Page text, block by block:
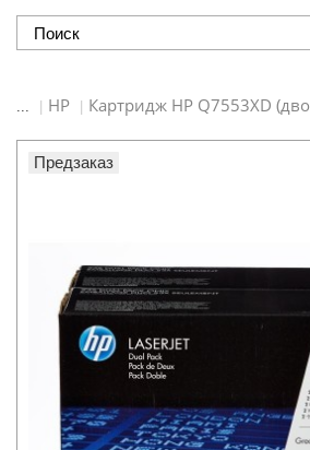
... HP Картридж HP Q7553XD
Предзаказ